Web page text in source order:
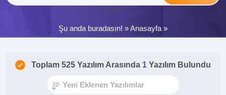
ytag
Şu anda buradasın! »Anasayfa »
Toplam 525 Yazılım Arasında 1 Yazılım Bulundu